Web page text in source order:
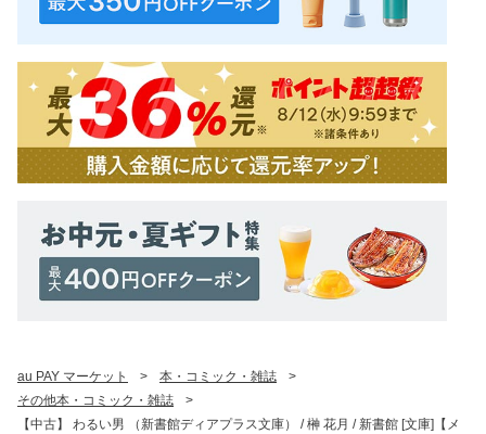
au PAY マーケット > 本・コミック・雑誌
>
その他本・コミック・雑誌
>
【中古】 わるい男 （新書館ディアプラス文庫） / 榊 花月 / 新書館 [文庫]【メ